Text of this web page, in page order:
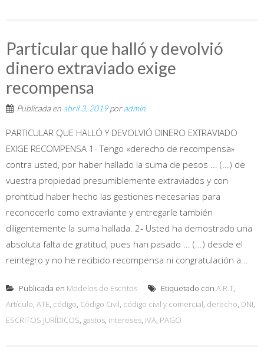
Particular que halló y devolvió
dinero extraviado exige
recompensa
Publicada en abril 3, 2019poradmin
PARTICULAR QUE HALLÓ Y DEVOLVIÓ DINERO EXTRAVIADO
EXIGE RECOMPENSA 1- Tengo «derecho de recompensa»
contra usted, por haber hallado la suma de pesos ... (...) de
vuestra propiedad presumiblemente extraviados y con
prontitud haber hecho las gestiones necesarias para
reconocerlo como extraviante y entregarle también
diligentemente la suma hallada. 2- Usted ha demostrado una
absoluta falta de gratitud, pues han pasado ... (...) desde el
reintegro y no he recibido recompensa ni congratulación a...
Publicada en Modelos de Escritos Etiquetado con A.R.T,
Artículo, ATE, código, Código Civil, código civil y comercial, derecho, DNI,
ESCRITOS JURÍDICOS, gastos, intereses, IVA, PAGO